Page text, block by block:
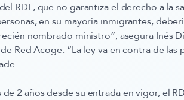
RDL, que no garantiza el derecho a la
en su mayoría inmigrantes,
nombrado ministro”, asegura Inés
Red Acoge. “La ley va en contra de las
de 2 años desde su entrada en vigor, el